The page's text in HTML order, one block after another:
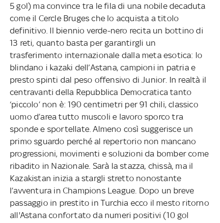
5 gol) ma convince tra le fila di una nobile decaduta
come il Cercle Bruges che lo acquista a titolo
definitivo. Il biennio verde-nero recita un bottino di
13 reti, quanto basta per garantirgli un
trasferimento internazionale dalla meta esotica: lo
blindano i kazaki dell’Astana, campioni in patria e
presto spinti dal peso offensivo di Junior. In realtà il
centravanti della Repubblica Democratica tanto
‘piccolo’ non è: 190 centimetri per 91 chili, classico
uomo d’area tutto muscoli e lavoro sporco tra
sponde e sportellate. Almeno così suggerisce un
primo sguardo perché al repertorio non mancano
progressioni, movimenti e soluzioni da bomber come
ribadito in Nazionale. Sarà la stazza, chissà, ma il
Kazakistan inizia a stargli stretto nonostante
l’avventura in Champions League. Dopo un breve
passaggio in prestito in Turchia ecco il mesto ritorno
all'Astana confortato da numeri positivi (10 gol